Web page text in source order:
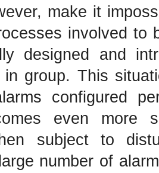
make it
involved to
designed and
in group. This
configured
even more
subject to
number of